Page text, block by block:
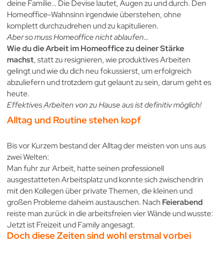
deine Familie… Die Devise lautet, Augen zu und durch. Den
Homeoffice-Wahnsinn irgendwie überstehen, ohne
komplett durchzudrehen und zu kapitulieren.
Aber so muss Homeoffice nicht ablaufen…
Wie du die Arbeit im Homeoffice zu deiner Stärke
machst, statt zu resignieren, wie produktives Arbeiten
gelingt und wie du dich neu fokussierst, um erfolgreich
abzuliefern und trotzdem gut gelaunt zu sein, darum geht es
heute.
Effektives Arbeiten von zu Hause aus ist definitiv möglich!
Alltag und Routine stehen kopf
Bis vor Kurzem bestand der Alltag der meisten von uns aus
zwei Welten:
Man fuhr zur Arbeit, hatte seinen professionell
ausgestatteten Arbeitsplatz und konnte sich zwischendrin
mit den Kollegen über private Themen, die kleinen und
großen Probleme daheim austauschen. Nach Feierabend
reiste man zurück in die arbeitsfreien vier Wände und wusste:
Jetzt ist Freizeit und Family angesagt.
Doch diese Zeiten sind wohl erstmal vorbei